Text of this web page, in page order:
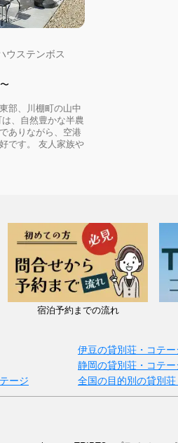
ウステンボス
部、川棚町の山中
、自然豊かな半農
ありながら、空港
です。 友人家族や
宿泊予約までの流れ
伊豆の貸別荘・コテー
静岡の貸別荘・コテー
ージ
全国の目的別の貸別